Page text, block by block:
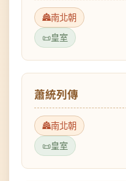
皇室
蕭統列傳
南北朝
皇室
蕭綱列傳